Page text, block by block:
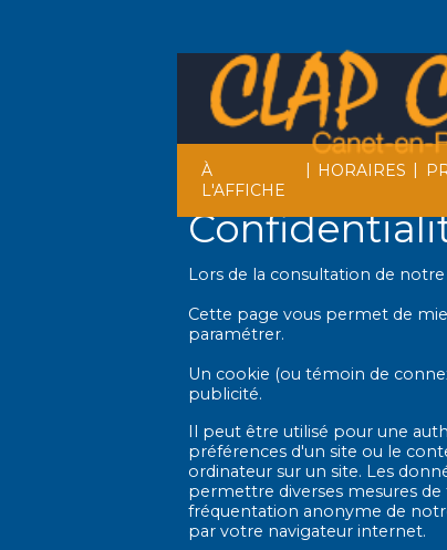
À
L'AFFICHE
| HORAIRES |
Lors de la consultation de
Cette page vous permet de
paramétrer.
Un cookie (ou témoin de
publicité.
Il peut être utilisé pour une
préférences d'un site ou le
ordinateur sur un site. Les
permettre diverses mesures
fréquentation anonyme de
par votre navigateur internet.